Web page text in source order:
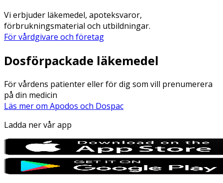
Vi erbjuder läkemedel, apoteksvaror,
förbrukningsmaterial och utbildningar.
För vårdgivare och företag
Dosförpackade läkemedel
För vårdens patienter eller för dig som vill prenumerera
på din medicin
Läs mer om Apodos och Dospac
Ladda ner vår app